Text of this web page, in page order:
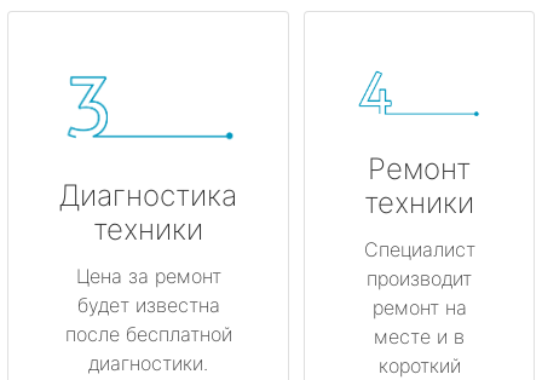
Диагностика
техники
Цена за ремонт
будет известна
после бесплатной
диагностики.
Ремонт
техники
Специалист
производит
ремонт на
месте и в
короткий